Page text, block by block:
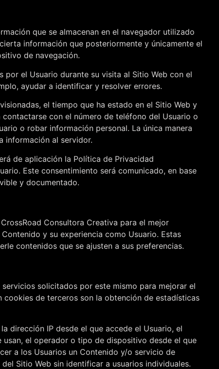
que se almacenan en el navegador utilizado
información que posteriormente y únicamente el
de navegación.
el Usuario durante su visita al Sitio Web con el
ayudar a identificar y resolver errores.
el tiempo que ha estado en el Sitio Web y
con el número de teléfono del Usuario o
o robar información personal. La única manera
información al servidor.
de aplicación la Política de Privacidad
Este consentimiento será comunicado, en base
y documentado.
CrossRoad Consultora Creativa para el mejor
y su experiencia como Usuario. Estas
contenidos que se ajusten a sus preferencias.
servicios solicitados por este mismo para mejorar el
cookies de terceros son la obtención de estadísticas
dirección IP desde el que accede el Usuario, el
el operador o tipo de dispositivo desde el que
a los Usuarios un Contenido y/o servicio de
Sitio Web sin identificar a usuarios individuales.